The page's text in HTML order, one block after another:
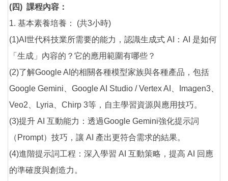
(四) 課程內容：
1. 基本素養培養： (共3小時)
(1)AI世代科技業所需要的能力，認識生成式 AI：AI 是如何
「生成」內容的？它的應用範圍有哪些？
(2)了解Google AI的相關各種模型家族與各種產品，包括
Google Gemini、Google AI Studio / Vertex AI、Imagen3、
Veo2、Lyria、Chirp 3等，自主學習資源與應用技巧。
(3)提升 AI 互動能力：透過Google Gemini強化提示詞
（Prompt）技巧，讓 AI 產出更符合需求的結果。
(4)進階提示詞工程：深入學習 AI 互動策略，提高 AI 回應
的準確度與創造力。